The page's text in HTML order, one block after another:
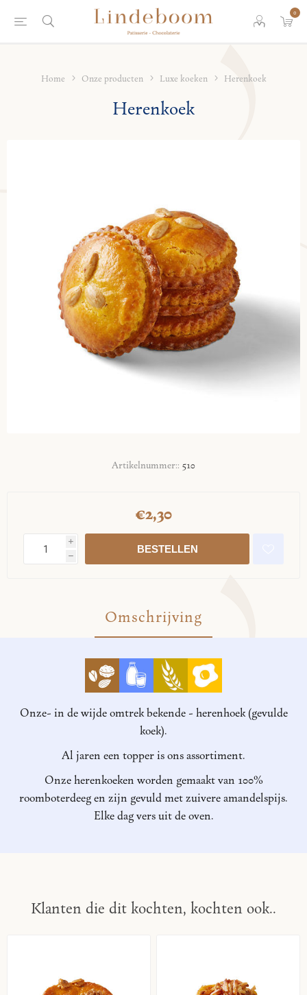
0
Home Onze producten Luxe koeken Herenkoek
Herenkoek
Artikelnummer:: 510
€2,30
i
h
Omschrijving
Onze- in de wijde omtrek bekende - herenhoek (gevulde
koek).
Al jaren een topper is ons assortiment.
Onze herenkoeken worden gemaakt van 100%
roomboterdeeg en zijn gevuld met zuivere amandelspijs.
Elke dag vers uit de oven.
Klanten die dit kochten, kochten ook..